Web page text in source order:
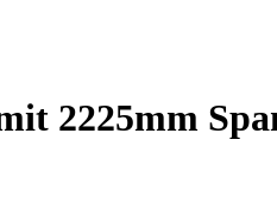
2225mm